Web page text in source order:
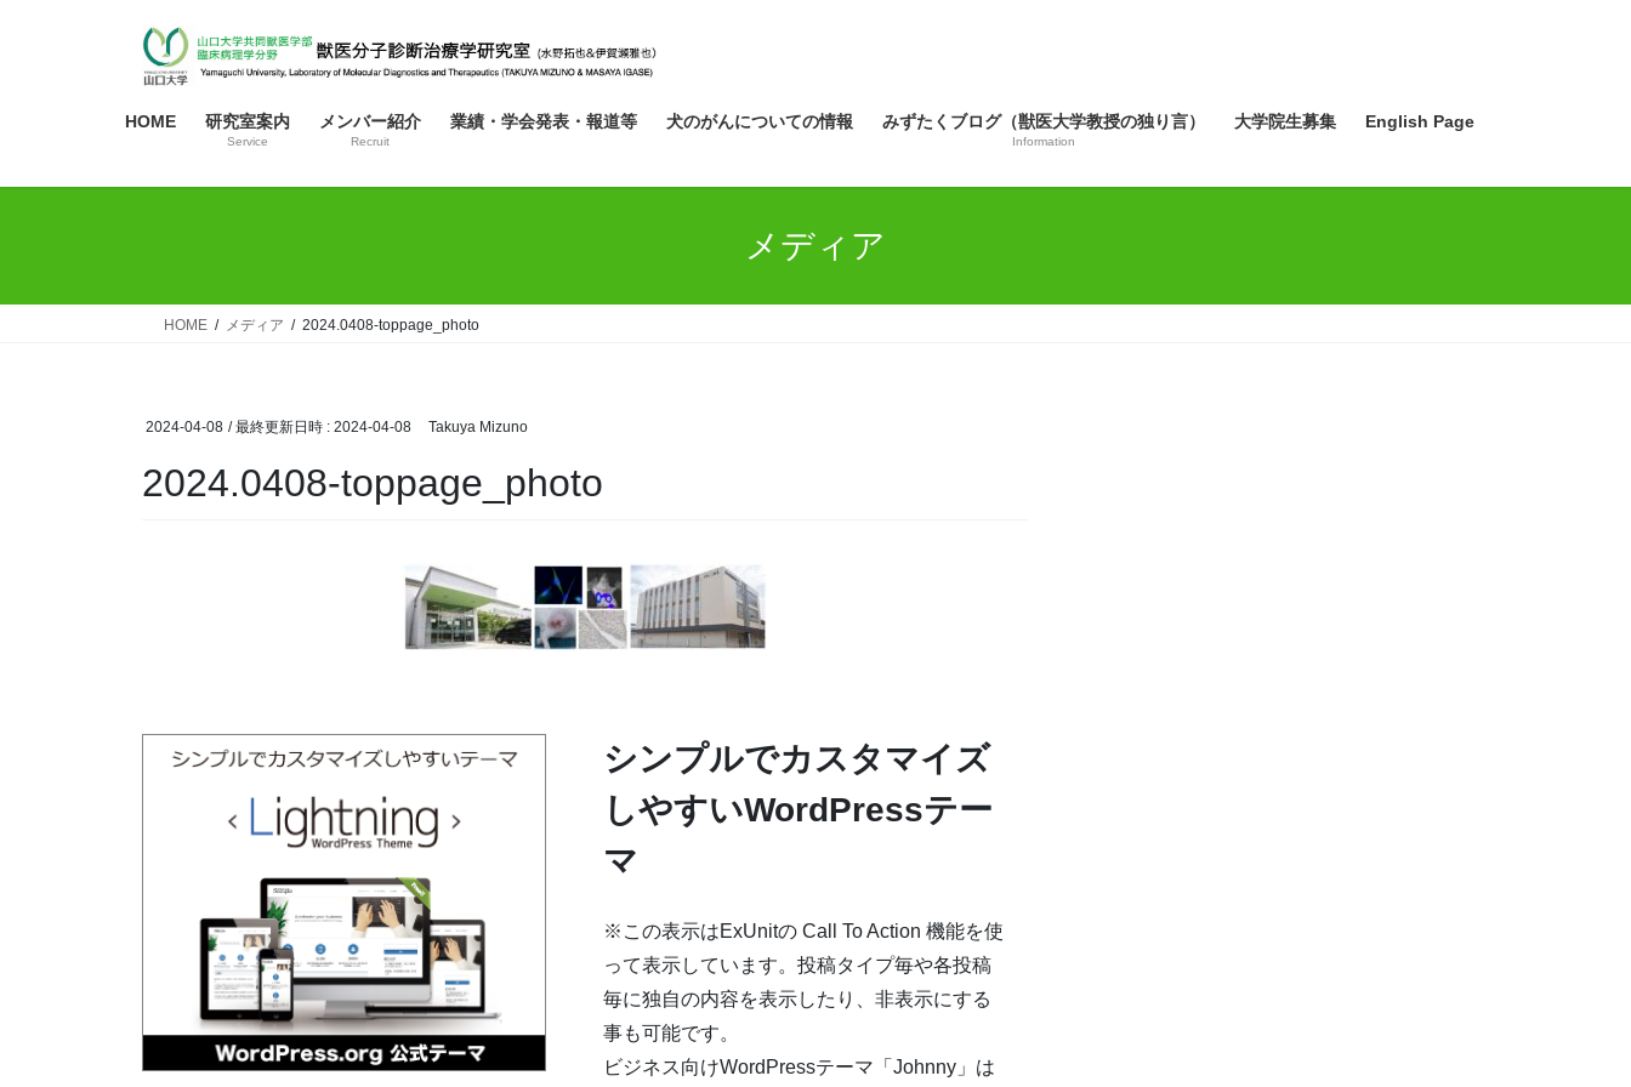
ス
ン
HOME 研究室案内
Service
メンバー紹介
Recruit
業績・学会発表・報道等 犬のがんについての情報 みずたくブログ（獣医大学教授の独り言）
Information
大学院生募集 English Page
メディア
HOME メディア 2024.0408-toppage_photo
2024-04-08 / 最終更新日時 : 2024-04-08 Takuya Mizuno
2024.0408-toppage_photo
シンプルでカスタマイズ
しやすいWordPressテー
マ
※この表示はExUnitの Call To Action 機能を使
って表示しています。投稿タイプ毎や各投稿
毎に独自の内容を表示したり、非表示にする
事も可能です。
ビジネス向けWordPressテーマ「Johnny」は